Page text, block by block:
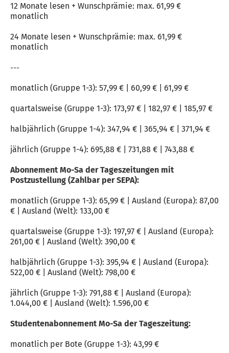
12 Monate lesen + Wunschprämie: max. 61,99 €
monatlich
24 Monate lesen + Wunschprämie: max. 61,99 €
monatlich
---
monatlich (Gruppe 1-3): 57,99 € | 60,99 € | 61,99 €
quartalsweise (Gruppe 1-3): 173,97 € | 182,97 € | 185,97 €
halbjährlich (Gruppe 1-4): 347,94 € | 365,94 € | 371,94 €
jährlich (Gruppe 1-4): 695,88 € | 731,88 € | 743,88 €
Abonnement Mo-Sa der Tageszeitungen mit
Postzustellung (Zahlbar per SEPA):
monatlich (Gruppe 1-3): 65,99 € | Ausland (Europa): 87,00
€ | Ausland (Welt): 133,00 €
quartalsweise (Gruppe 1-3): 197,97 € | Ausland (Europa):
261,00 € | Ausland (Welt): 390,00 €
halbjährlich (Gruppe 1-3): 395,94 € | Ausland (Europa):
522,00 € | Ausland (Welt): 798,00 €
jährlich (Gruppe 1-3): 791,88 € | Ausland (Europa):
1.044,00 € | Ausland (Welt): 1.596,00 €
Studentenabonnement Mo-Sa der Tageszeitung:
monatlich per Bote (Gruppe 1-3): 43,99 €